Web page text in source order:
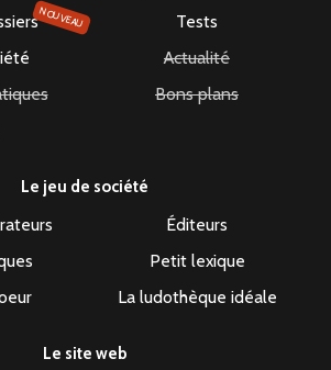
NOUVEAU
Tests
Actualité
Bons plans
Le jeu de société
Éditeurs
Petit lexique
La ludothèque idéale
Le site web